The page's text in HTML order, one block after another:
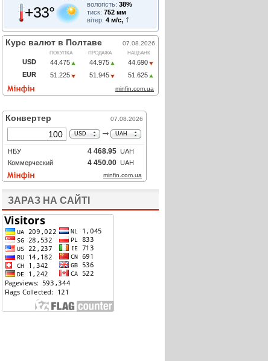
+33° вологість: 38%
тиск: 752 мм
вітер: 4 м/с,
ЗАРАЗ НА САЙТІ